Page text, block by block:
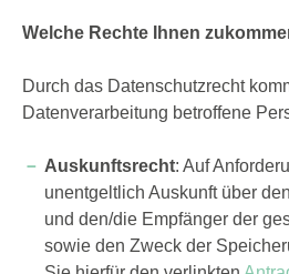
Welche Rechte Ihnen
Durch das Datenschutzrecht
Datenverarbeitung betroffene
Auskunftsrecht: Auf
unentgeltlich Auskunft über
und den/die Empfänger der
sowie den Zweck der